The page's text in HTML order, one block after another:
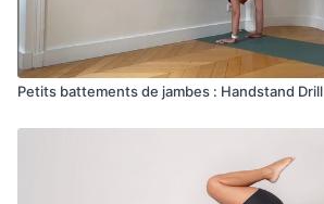
Petits battements de jambes : Handstand Drill